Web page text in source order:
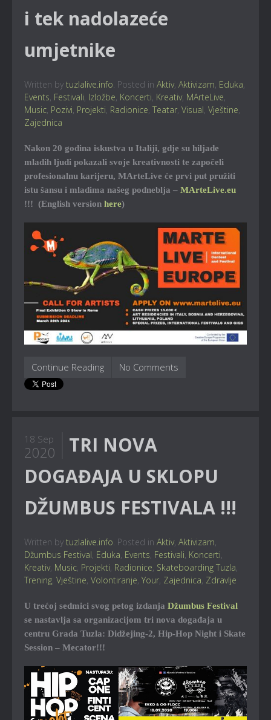
i tek nadolazeće
umjetnike
Written by tuzlalive.info . Posted in Aktiv, Aktivizam Eduka
Events Festivali Izložbe Koncerti Kreativ, MArteLive
Music Pozivi Projekti Radionice Teatar Visual Vještine
Zajednica
Nakon 20 godina iskustva u Italiji, gdje su hiljade
mladih ljudi pokazali svoje kreativnosti te započeli
profesionalnu karijeru, MArteLive će prvi put pružiti
istu šansu i mladima našeg podneblja – MArteLive.eu
!!! (English version here)
Continue Reading No Comments
18 Sep
2020
TRI NOVA
DOGAĐAJA U SKLOPU
DŽUMBUS FESTIVALA !!!
Written by tuzlalive.info. Posted in Aktiv, Aktivizam,
Džumbus Festival, Eduka, Events, Festivali, Koncerti,
Kreativ, Music, Projekti, Radionice, Skateboarding Tuzla,
Trening, Vještine, Volontiranje, Your, Zajednica, Zdravlje
U trećoj sedmici svog petog izdanja Džumbus Festival
se nastavlja sa organizacijom tri nova događaja u
centru Grada Tuzla: Didžejing-2, Hip-Hop Night i Skate
Session – Mecator!!!